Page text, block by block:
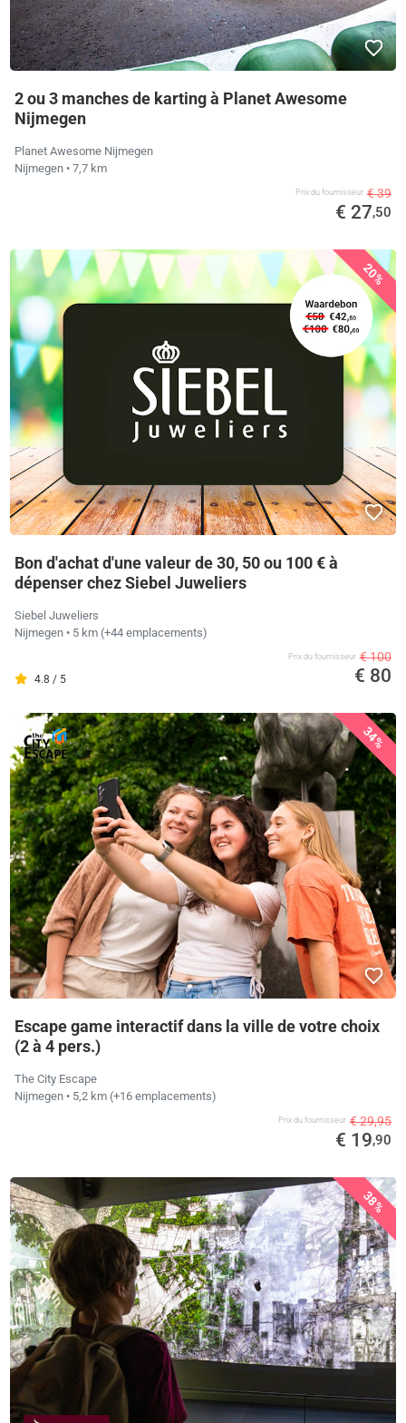
2 ou 3 manches de karting à Planet Awesome
Nijmegen
Planet Awesome Nijmegen
Nijmegen • 7,7 km
Prix ​​du fournisseur € 39
€ 27,50
20%
Bon d'achat d'une valeur de 30, 50 ou 100 € à
dépenser chez Siebel Juweliers
Siebel Juweliers
Nijmegen • 5 km (+44 emplacements)
4.8 / 5
Prix ​​du fournisseur € 100
€ 80
34%
Escape game interactif dans la ville de votre choix
(2 à 4 pers.)
The City Escape
Nijmegen • 5,2 km (+16 emplacements)
Prix ​​du fournisseur € 29,95
€ 19,90
38%